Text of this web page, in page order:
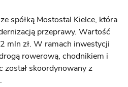
spółką Mostostal Kielce, która
przeprawy. Wartość
mln zł. W ramach inwestycji
rowerową, chodnikiem i
został skoordynowany z